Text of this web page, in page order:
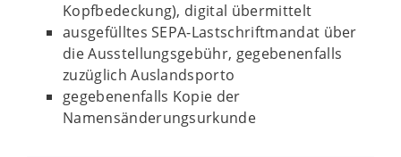
Kopfbedeckung), digital übermittelt
ausgefülltes SEPA-Lastschriftmandat über
die Ausstellungsgebühr, gegebenenfalls
zuzüglich Auslandsporto
gegebenenfalls Kopie der
Namensänderungsurkunde